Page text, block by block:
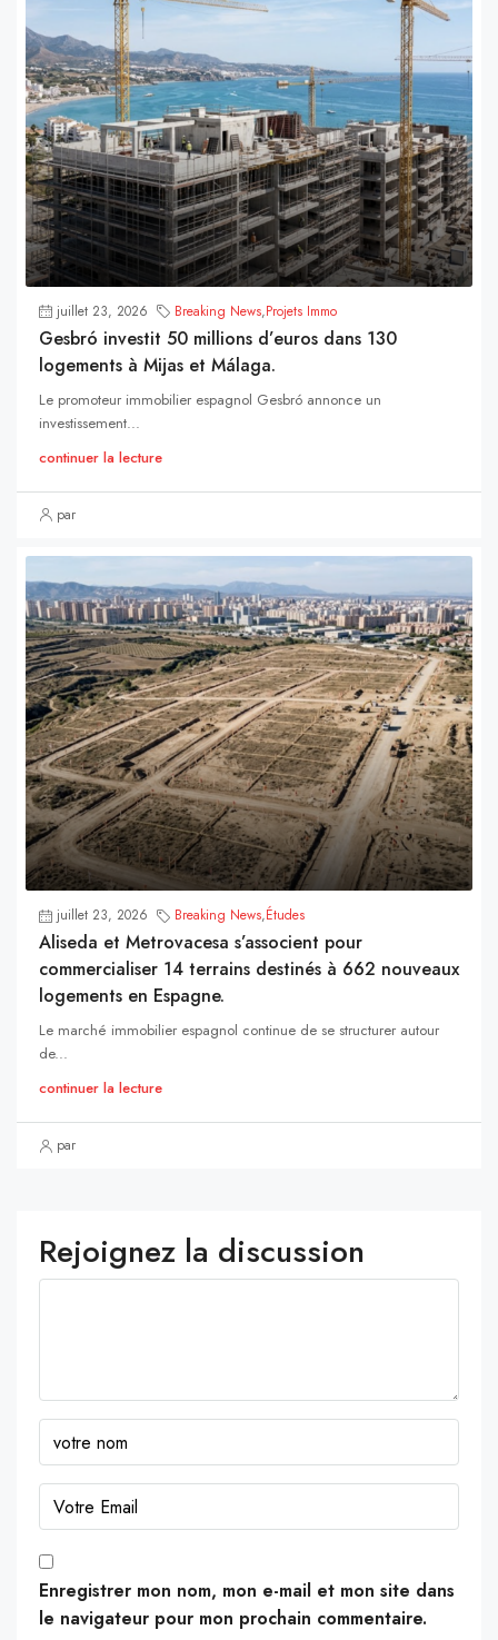
juillet 23, 2026 Breaking News,Projets Immo
Gesbró investit 50 millions d’euros dans 130
logements à Mijas et Málaga.
Le promoteur immobilier espagnol Gesbró annonce un
investissement...
continuer la lecture
par
juillet 23, 2026 Breaking News,Études
Aliseda et Metrovacesa s’associent pour
commercialiser 14 terrains destinés à 662 nouveaux
logements en Espagne.
Le marché immobilier espagnol continue de se structurer autour
de...
continuer la lecture
par
Rejoignez la discussion
Enregistrer mon nom, mon e-mail et mon site dans
le navigateur pour mon prochain commentaire.